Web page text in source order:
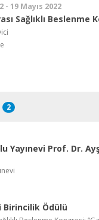
- 19 Mayıs 2022
Sağlıklı Beslenme
2
Yayınevi Prof. Dr.
Birincilik Ödülü